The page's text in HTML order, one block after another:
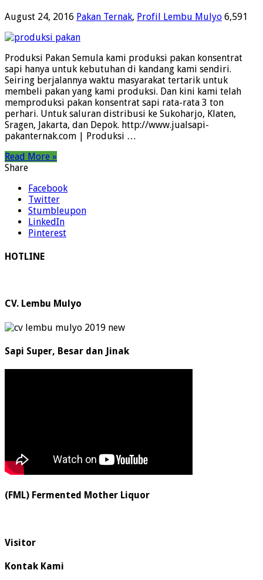
August 24, 2016 Pakan Ternak, Profil Lembu Mulyo 6,591
Produksi Pakan Semula kami produksi pakan konsentrat
sapi hanya untuk kebutuhan di kandang kami sendiri.
Seiring berjalannya waktu masyarakat tertarik untuk
membeli pakan yang kami produksi. Dan kini kami telah
memproduksi pakan konsentrat sapi rata-rata 3 ton
perhari. Untuk saluran distribusi ke Sukoharjo, Klaten,
Sragen, Jakarta, dan Depok. http://www.jualsapi-
pakanternak.com | Produksi …
Read More »
Share
Facebook
Twitter
Stumbleupon
LinkedIn
Pinterest
HOTLINE
CV. Lembu Mulyo
Sapi Super, Besar dan Jinak
(FML) Fermented Mother Liquor
Visitor
Kontak Kami